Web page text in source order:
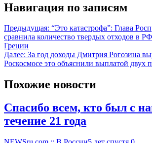
Навигация по записям
Предыдущая: “Это катастрофа”: Глава
сравнила количество твердых отходов в
Греции
Далее: За год доходы Дмитрия Рогозина
Роскосмосе это объяснили выплатой двух
Похожие новости
Спасибо всем, кто был с
течение 21 года